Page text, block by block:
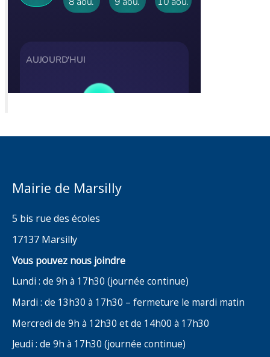
Mairie de Marsilly
5 bis rue des écoles
17137 Marsilly
Vous pouvez nous joindre
Lundi : de 9h à 17h30 (journée continue)
Mardi : de 13h30 à 17h30 – fermeture le mardi matin
Mercredi de 9h à 12h30 et de 14h00 à 17h30
Jeudi : de 9h à 17h30 (journée continue)